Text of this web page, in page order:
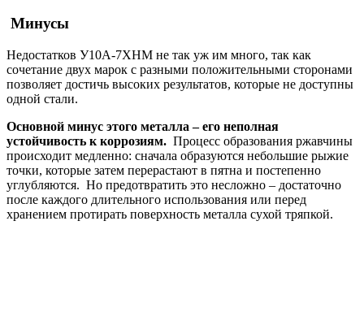
Минусы
Недостатков У10А-7ХНМ не так уж им много, так как
сочетание двух марок с разными положительными сторонами
позволяет достичь высоких результатов, которые не доступны
одной стали.
Основной минус этого металла – его неполная
устойчивость к коррозиям. Процесс образования ржавчины
происходит медленно: сначала образуются небольшие рыжие
точки, которые затем перерастают в пятна и постепенно
углубляются. Но предотвратить это несложно – достаточно
после каждого длительного использования или перед
хранением протирать поверхность металла сухой тряпкой.